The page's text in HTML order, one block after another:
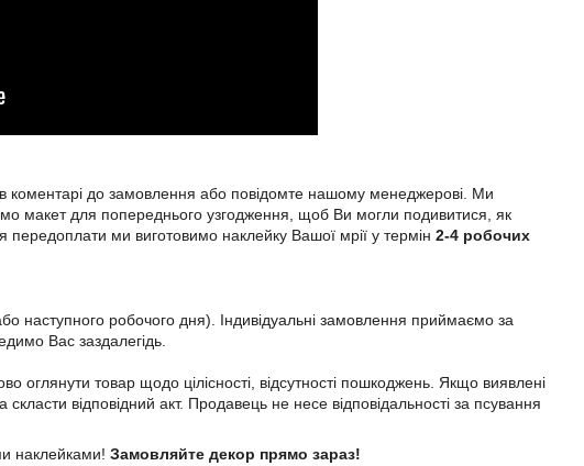
в коментарі до замовлення або повідомте нашому менеджерові. Ми
макет для попереднього узгодження, щоб Ви могли подивитися, як
ми виготовимо наклейку Вашої мрії у термін 2-4 робочих
наступного робочого дня). Індивідуальні замовлення приймаємо за
Вас заздалегідь.
оглянути товар щодо цілісності, відсутності пошкоджень. Якщо виявлені
відповідний акт. Продавець не несе відповідальності за псування
наклейками! Замовляйте декор прямо зараз!